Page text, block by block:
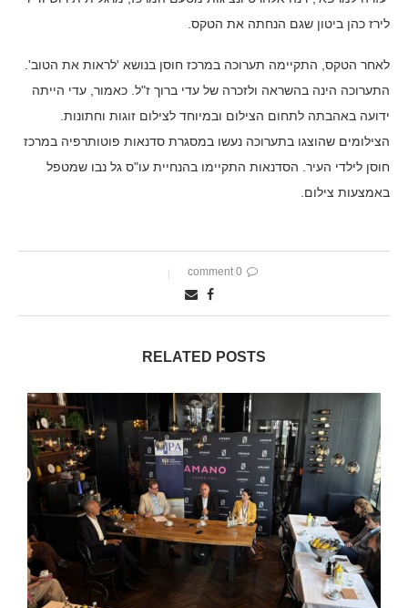
לירז כהן ביטון שגם הנחתה את הטקס.
לאחר הטקס, התקיימה תערוכה במרכז חוסן בנושא 'לראות את הטוב'.
התערוכה הינה בהשראה ולזכרה של עדי ברוך ז"ל. כאמור, עדי הייתה
ידועה באהבתה לתחום הצילום ובמיוחד לצילום זוגות וחתונות.
הצילומים שהוצגו בתערוכה נעשו במסגרת סדנאות פוטותרפיה במרכז
חוסן לילדי העיר. הסדנאות התקיימו בהנחיית עו"ס גל נבו שמטפל
באמצעות צילום.
0 comment
RELATED POSTS